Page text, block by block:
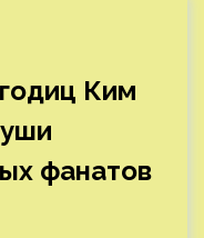
Ким
фанатов